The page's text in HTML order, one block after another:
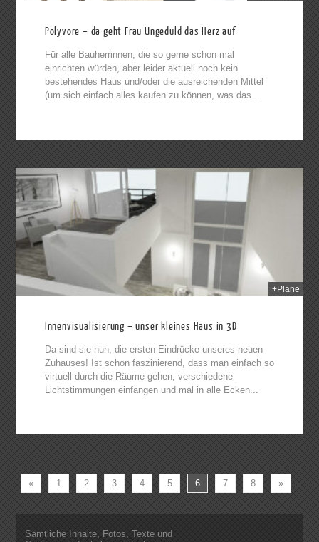
Polyvore – da geht Frau Ungeduld das Herz auf
Für alle Bauherrinnen, die so gerne schon mal
einrichten würden, aber leider aktuell noch kein
bestehendes Haus und/oder die ausreichenden Mittel
(um sich einfach alles kaufen zu können, was das...
+Pläne
Innenvisualisierung – unser kleines Haus in 3D
Da sind sie nun, die ersten Eindrücke unseres neuen
Zuhauses! Ist schon faszinierend, dass man einfach so
virtuell durch die Räume gehen, verschiedene
Lichtstimmungen einfangen und mal in alle Ecken...
« 1 2 3 4 5 6 7 8 »
Sämtliche Inhalte, Fotos, Texte und